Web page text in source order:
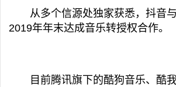
从多个信源处独家获悉，抖音与
2019年年末达成音乐转授权合作。
目前腾讯旗下的酷狗音乐、酷我